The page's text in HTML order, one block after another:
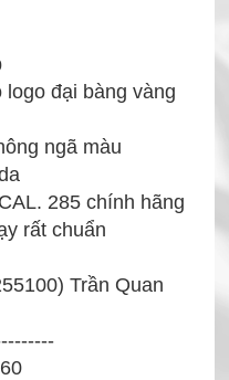
đại bàng vàng
ngã màu
285 chính hãng
rất chuẩn
Trần Quan